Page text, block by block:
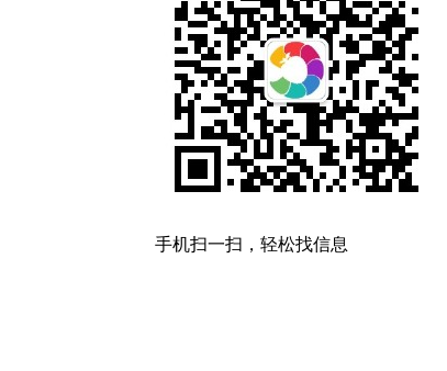
手机扫一扫，轻松找信息